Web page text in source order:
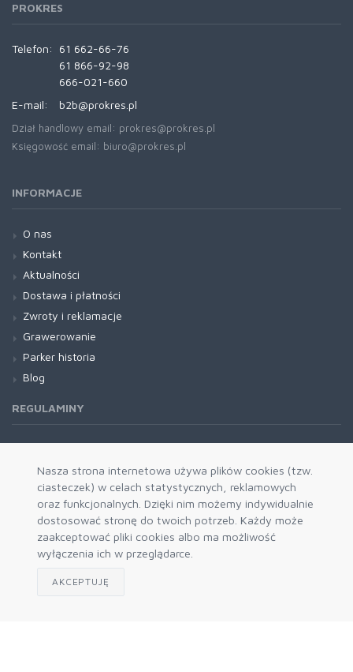
Nasza strona internetowa używa plików cookies (tzw.
ciasteczek) w celach statystycznych, reklamowych
oraz funkcjonalnych. Dzięki nim możemy indywidualnie
dostosować stronę do twoich potrzeb. Każdy może
zaakceptować pliki cookies albo ma możliwość
wyłączenia ich w przeglądarce.
AKCEPTUJĘ
PROKRES
Telefon:
61 662-66-76
61 866-92-98
666-021-660
E-mail:
b2b@prokres.pl
Dział handlowy email: prokres@prokres.pl
Księgowość email: biuro@prokres.pl
INFORMACJE
O nas
Kontakt
Aktualności
Dostawa i płatności
Zwroty i reklamacje
Grawerowanie
Parker historia
Blog
REGULAMINY